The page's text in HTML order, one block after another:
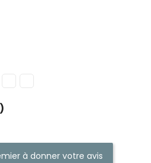
à donner votre avis